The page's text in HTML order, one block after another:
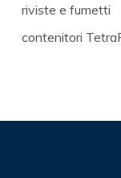
riviste e fumetti
contenitori